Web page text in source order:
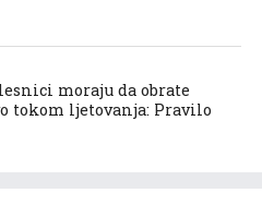
moraju da obrate
tokom ljetovanja: Pravilo